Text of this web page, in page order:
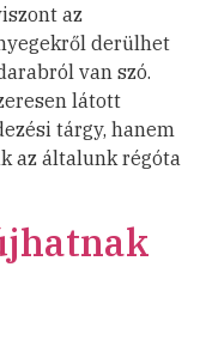
az
derülhet
van szó.
látott
tárgy, hanem
az általunk régóta